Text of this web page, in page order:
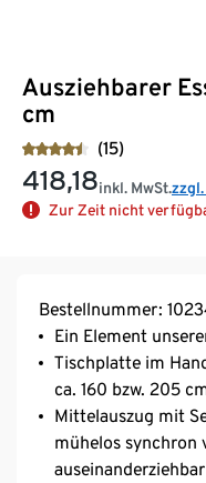
Ausziehbarer
cm
(15)
418,18inkl. MwSt.
Zur Zeit nicht
Bestellnummer:
Ein Element
Tischplatte im
ca. 160 bzw. 205
Mittelauszug mit
mühelos synchron
auseinanderziehbar